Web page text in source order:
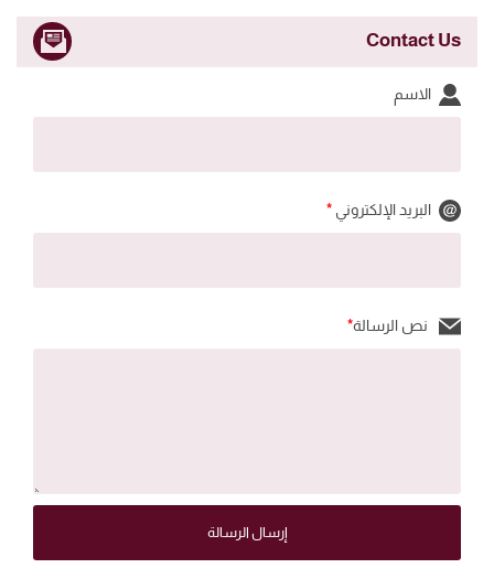
Contact Us
الاسم
البريد الإلكتروني *
نص الرسالة*
إرسال الرسالة